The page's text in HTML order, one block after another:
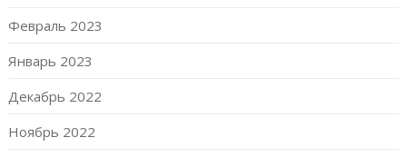
Февраль 2023
Январь 2023
Декабрь 2022
Ноябрь 2022